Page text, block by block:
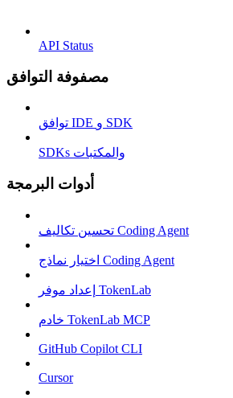
API Status
مصفوفة التوافق
توافق IDE و SDK
SDKs والمكتبات
أدوات البرمجة
تحسين تكاليف Coding Agent
اختيار نماذج Coding Agent
إعداد موفر TokenLab
خادم TokenLab MCP
GitHub Copilot CLI
Cursor